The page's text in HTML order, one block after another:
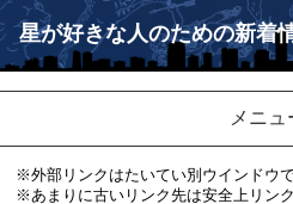
星が好きな人のための新着
メニュ
※外部リンクはたいてい別ウインドウで
※あまりに古いリンク先は安全上リン